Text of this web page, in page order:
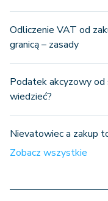
Odliczenie VAT od
granicą – zasady
Podatek akcyzowy
wiedzieć?
Nievatowiec a zakup
Zobacz wszystkie